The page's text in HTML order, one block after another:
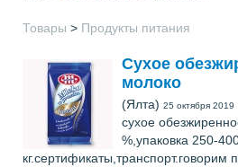
Товары > Продукты питания
Cухое
молоко
(Ялта) 25 октября 2019
сухое
%,упаковка 250-
кг.сертификаты,транспорт.говорим